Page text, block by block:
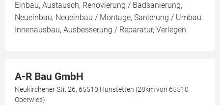
Einbau, Austausch, Renovierung / Badsanierung,
Neueinbau, Neueinbau / Montage, Sanierung / Umbau,
Innenausbau, Ausbesserung / Reparatur, Verlegen
A-R Bau GmbH
Neukirchener Str. 26, 65510 Hünstetten (28km von 65510
Oberwies)